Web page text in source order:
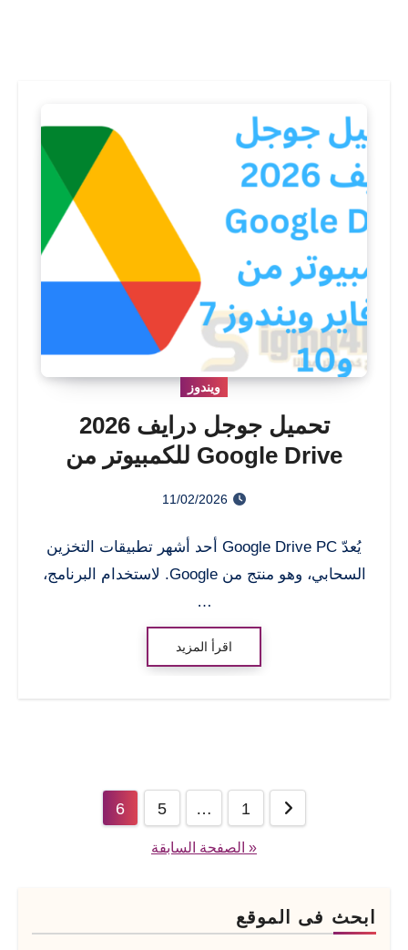
ويندوز
تحميل جوجل درايف 2026
Google Drive للكمبيوتر من
11/02/2026
يُعدّ Google Drive PC أحد أشهر تطبيقات التخزين
السحابي، وهو منتج من Google. لاستخدام البرنامج،
…
اقرأ المزيد
1
…
5
6
« الصفحة السابقة
ابحث فى الموقع